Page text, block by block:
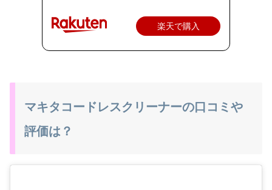
楽天で購入
マキタコードレスクリーナーの口コミや
評価は？